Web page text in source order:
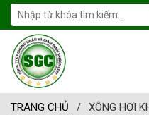
TRANG CHỦ /
XÔNG HƠI